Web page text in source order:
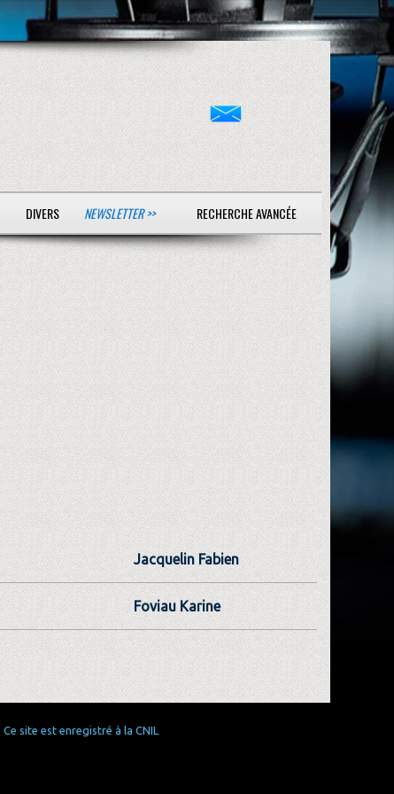
DIVERS NEWSLETTER >> RECHERCHE AVANCÉE
Jacquelin Fabien
Foviau Karine
site est enregistré à la CNIL